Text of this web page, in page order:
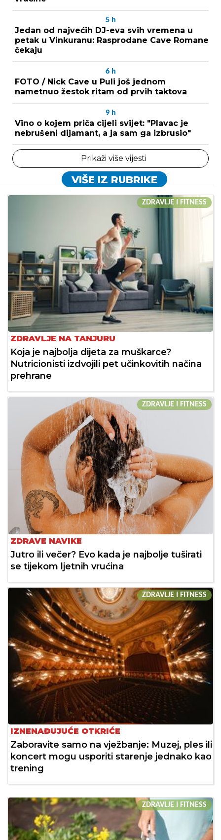
5 h
Jedan od najvećih DJ-eva svih vremena u
petak u Vinkuranu: Rasprodane Cave Romane
čekaju
6 h
FOTO / Nick Cave u Puli još jednom
nametnuo žestok ritam od prvih taktova
9 h
Vino o kojem priča cijeli svijet: "Plavac je
nebrušeni dijamant, a ja sam ga izbrusio"
Prikaži više vijesti
VIŠE IZ RUBRIKE
ZDRAVLJE I FITNESS
ZDRAVLJE NA TANJURU
Koja je najbolja dijeta za muškarce?
Nutricionisti izdvojili pet učinkovitih načina
prehrane
ZDRAVLJE I FITNESS
ZDRAVE NAVIKE
Jutro ili večer? Evo kada je najbolje tuširati
se tijekom ljetnih vrućina
ZDRAVLJE I FITNESS
IZNENAĐUJUĆE OTKRIĆE
Zaboravite samo na vježbanje: Muzej, ples ili
koncert mogu usporiti starenje jednako kao
trening
ZDRAVLJE I FITNESS